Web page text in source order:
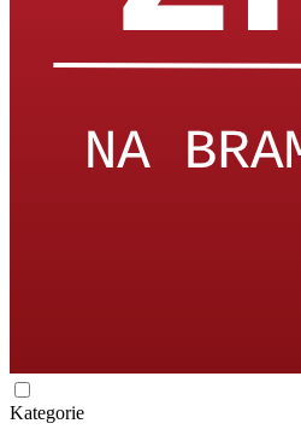
Kategorie